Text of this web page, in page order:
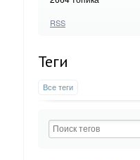
RSS
Теги
Все теги